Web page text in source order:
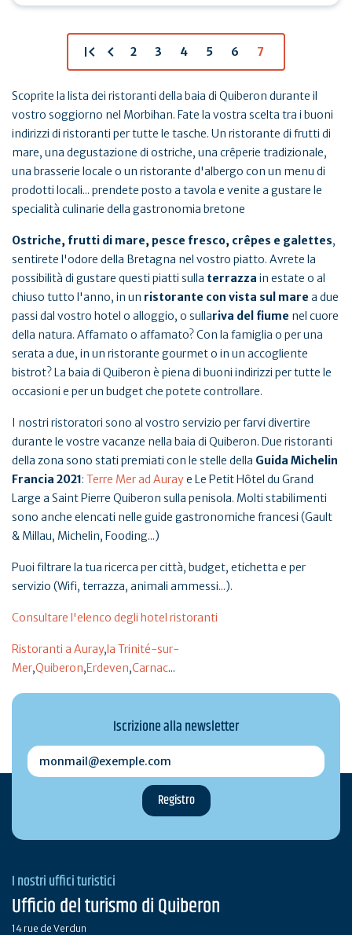
first_page chevron_left 2 3 4 5 6 7
Scoprite la lista dei ristoranti della baia di Quiberon durante il
vostro soggiorno nel Morbihan. Fate la vostra scelta tra i buoni
indirizzi di ristoranti per tutte le tasche. Un ristorante di frutti di
mare, una degustazione di ostriche, una crêperie tradizionale,
una brasserie locale o un ristorante d'albergo con un menu di
prodotti locali... prendete posto a tavola e venite a gustare le
specialità culinarie della gastronomia bretone
Ostriche, frutti di mare, pesce fresco, crêpes e galettes,
sentirete l'odore della Bretagna nel vostro piatto. Avrete la
possibilità di gustare questi piatti sulla terrazza in estate o al
chiuso tutto l'anno, in un ristorante con vista sul mare a due
passi dal vostro hotel o alloggio, o sullariva del fiume nel cuore
della natura. Affamato o affamato? Con la famiglia o per una
serata a due, in un ristorante gourmet o in un accogliente
bistrot? La baia di Quiberon è piena di buoni indirizzi per tutte le
occasioni e per un budget che potete controllare.
I nostri ristoratori sono al vostro servizio per farvi divertire
durante le vostre vacanze nella baia di Quiberon. Due ristoranti
della zona sono stati premiati con le stelle della Guida Michelin
Francia 2021: Terre Mer ad Auraye Le Petit Hôtel du Grand
Large a Saint Pierre Quiberon sulla penisola. Molti stabilimenti
sono anche elencati nelle guide gastronomiche francesi (Gault
& Millau, Michelin, Fooding...)
Puoi filtrare la tua ricerca per città, budget, etichetta e per
servizio (Wifi, terrazza, animali ammessi...).
Consultare l'elenco degli hotel ristoranti
Ristoranti a Auray,la Trinité-sur-
Mer,Quiberon,Erdeven,Carnac...
Iscrizione alla newsletter
monmail@exemple.com
I nostri uffici turistici
Ufficio del turismo di Quiberon
14 rue de Verdun